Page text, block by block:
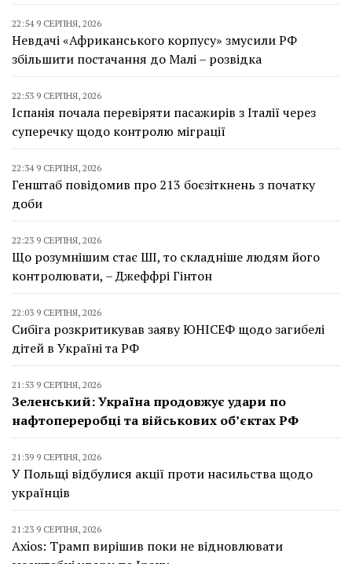
22:54 9 СЕРПНЯ, 2026
Невдачі «Африканського корпусу» змусили РФ
збільшити постачання до Малі – розвідка
22:53 9 СЕРПНЯ, 2026
Іспанія почала перевіряти пасажирів з Італії через
суперечку щодо контролю міграції
22:34 9 СЕРПНЯ, 2026
Генштаб повідомив про 213 боєзіткнень з початку
доби
22:23 9 СЕРПНЯ, 2026
Що розумнішим стає ШІ, то складніше людям його
контролювати, – Джеффрі Гінтон
22:03 9 СЕРПНЯ, 2026
Сибіга розкритикував заяву ЮНІСЕФ щодо загибелі
дітей в Україні та РФ
21:53 9 СЕРПНЯ, 2026
Зеленський: Україна продовжує удари по
нафтопереробці та військових об’єктах РФ
21:39 9 СЕРПНЯ, 2026
У Польщі відбулися акції проти насильства щодо
українців
21:23 9 СЕРПНЯ, 2026
Axios: Трамп вирішив поки не відновлювати